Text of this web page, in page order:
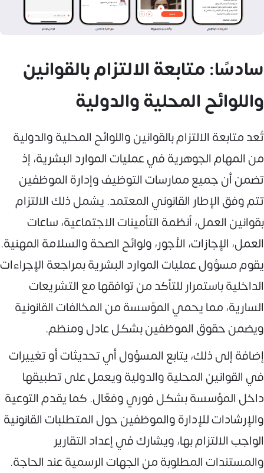
سادسًا: متابعة الالتزام بالقوانين
واللوائح المحلية والدولية
تُعد متابعة الالتزام بالقوانين واللوائح المحلية والدولية
من المهام الجوهرية في عمليات الموارد البشرية، إذ
تضمن أن جميع ممارسات التوظيف وإدارة الموظفين
تتم وفق الإطار القانوني المعتمد. يشمل ذلك الالتزام
بقوانين العمل، أنظمة التأمينات الاجتماعية، ساعات
العمل، الإجازات، الأجور، ولوائح الصحة والسلامة المهنية.
يقوم مسؤول عمليات الموارد البشرية بمراجعة الإجراءات
الداخلية باستمرار للتأكد من توافقها مع التشريعات
السارية، مما يحمي المؤسسة من المخالفات القانونية
ويضمن حقوق الموظفين بشكل عادل ومنظم.
إضافة إلى ذلك، يتابع المسؤول أي تحديثات أو تغييرات
في القوانين المحلية والدولية ويعمل على تطبيقها
داخل المؤسسة بشكل فوري وفعّال. كما يقدم التوعية
والإرشادات للإدارة والموظفين حول المتطلبات القانونية
الواجب الالتزام بها، ويشارك في إعداد التقارير
والمستندات المطلوبة من الجهات الرسمية عند الحاجة.